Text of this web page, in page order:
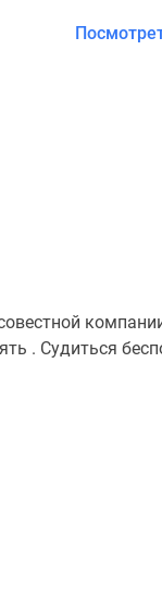
. Судиться